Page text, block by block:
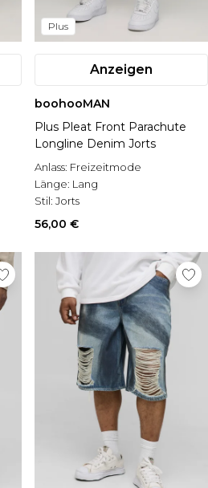
Plus
Anzeigen
boohooMAN
Plus Pleat Front Parachute
Longline Denim Jorts
Anlass: Freizeitmode
Länge: Lang
Stil: Jorts
56,00 €